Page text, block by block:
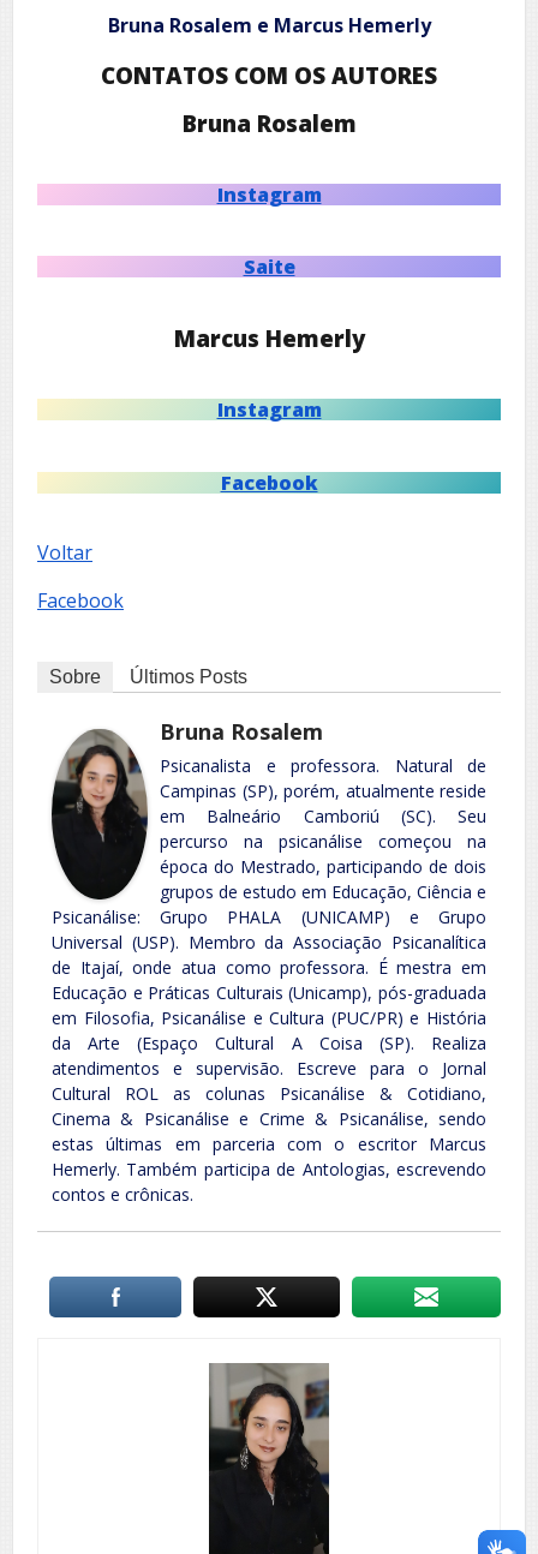
Bruna Rosalem e Marcus Hemerly
CONTATOS COM OS AUTORES
Bruna Rosalem
Instagram
Saite
Marcus Hemerly
Instagram
Facebook
Voltar
Facebook
Sobre Últimos Posts
Bruna Rosalem
Psicanalista e professora. Natural de
Campinas (SP), porém, atualmente reside
em Balneário Camboriú (SC). Seu
percurso na psicanálise começou na
época do Mestrado, participando de dois
grupos de estudo em Educação, Ciência e
Psicanálise: Grupo PHALA (UNICAMP) e Grupo
Universal (USP). Membro da Associação Psicanalítica
de Itajaí, onde atua como professora. É mestra em
Educação e Práticas Culturais (Unicamp), pós-graduada
em Filosofia, Psicanálise e Cultura (PUC/PR) e História
da Arte (Espaço Cultural A Coisa (SP). Realiza
atendimentos e supervisão. Escreve para o Jornal
Cultural ROL as colunas Psicanálise & Cotidiano,
Cinema & Psicanálise e Crime & Psicanálise, sendo
estas últimas em parceria com o escritor Marcus
Hemerly. Também participa de Antologias, escrevendo
contos e crônicas.